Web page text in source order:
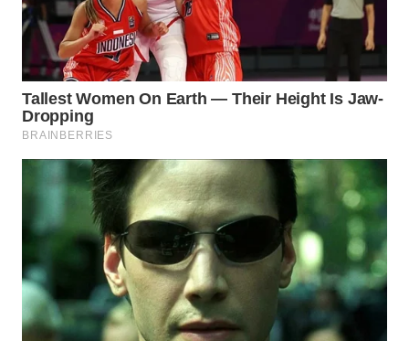
NIAS
WN
LANGKAT
WN
SELATAN
WN
TANJUNG
WN
KARO